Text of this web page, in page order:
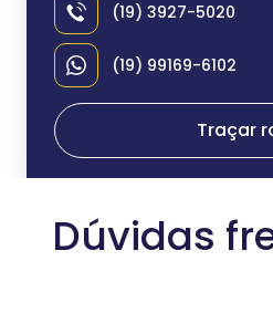
(19) 3927-5020
(19) 99169-6102
Traçar
Dúvidas